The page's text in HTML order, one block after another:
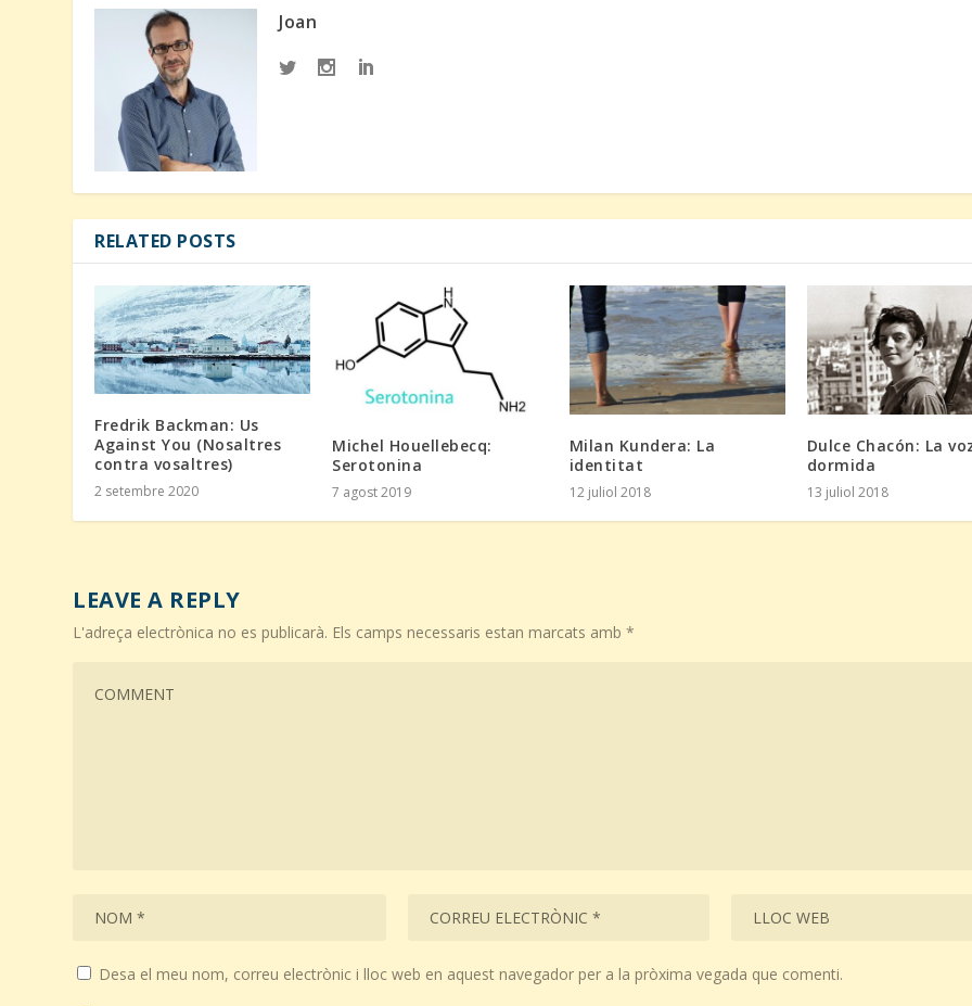
Joan
RELATED POSTS
Fredrik Backman: Us
Against You (Nosaltres
contra vosaltres)
2 setembre 2020
Michel Houellebecq:
Serotonina
7 agost 2019
Milan Kundera: La
identitat
12 juliol 2018
Dulce Chacón: La
dormida
13 juliol 2018
LEAVE A REPLY
L'adreça electrònica no es publicarà. Els camps necessaris estan marcats amb*
Desa el meu nom, correu electrònic i lloc web en aquest navegador per a la pròxima vegada que comenti.